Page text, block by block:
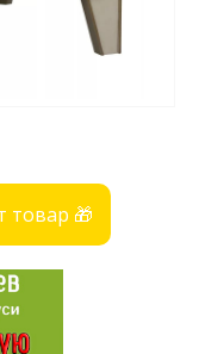
товар 🎁